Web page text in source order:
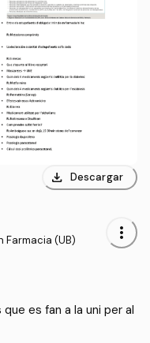
download Descargar
Farmacia (UB) more_vert
es fan a la uni per al